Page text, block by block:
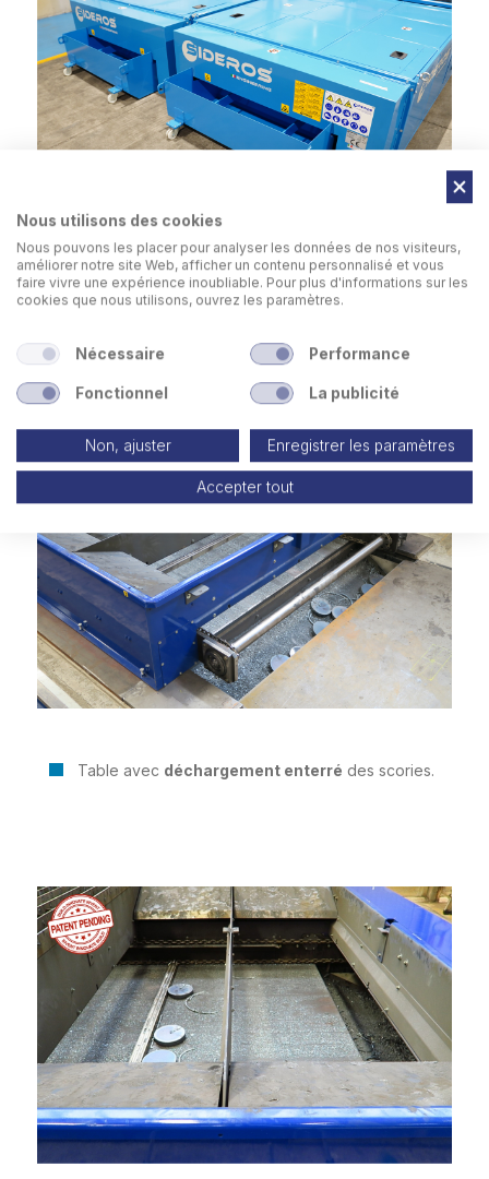
Table avec rehausse dedéchargementdes
Table avec déchargement enterré des scories.
Nous utilisons des cookies
Nous pouvons les placer pour analyser les données de nos visiteurs,
améliorer notre site Web, afficher un contenu personnalisé et vous
faire vivre une expérience inoubliable. Pour plus d'informations sur les
cookies que nous utilisons, ouvrez les paramètres.
Nécessaire Performance
Fonctionnel La publicité
Non, ajuster Enregistrer les paramètres
Accepter tout